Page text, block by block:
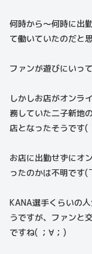
何時から〜何時に出
て働いていたのだと
ファンが遊びにいっ
しかしお店がオンラ
務していた二子新地
店となったそうです(
お店に出勤せずにオ
ったのかは不明です(
KANA選手くらいの
うですが、ファンと
ですね( ；∀；)